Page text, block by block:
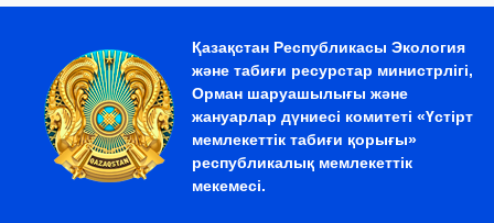
Қазақстан Республикасы Экология
және табиғи ресурстар министрлігі,
Орман шаруашылығы және
жануарлар дүниесі комитеті «Үстірт
мемлекеттік табиғи қорығы»
республикалық мемлекеттік
мекемесі.